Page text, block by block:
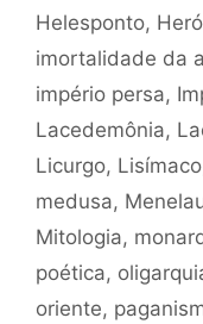
Helesponto,
imortalidade da
império persa,
Lacedemônia,
Licurgo, Lisímaco
medusa,
Mitologia,
poética,
oriente,